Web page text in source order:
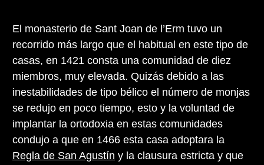
El monasterio de Sant Joan de l’Erm tuvo un
recorrido más largo que el habitual en este tipo de
casas, en 1421 consta una comunidad de diez
miembros, muy elevada. Quizás debido a las
inestabilidades de tipo bélico el número de monjas
se redujo en poco tiempo, esto y la voluntad de
implantar la ortodoxia en estas comunidades
condujo a que en 1466 esta casa adoptara la
Regla de San Agustín y la clausura estricta y que